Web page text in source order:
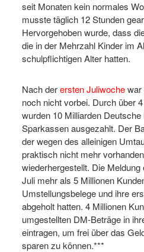
seit Monaten kein normales
musste täglich 12 Stunden
Hervorgehoben wurde, dass
die in der Mehrzahl Kinder im
schulpflichtigen Alter hatten.
Nach derersten Juliwochewar
noch nicht vorbei. Durch über
wurden 10 Milliarden
Sparkassen ausgezahlt. Der
der wegen des alleinigen
praktisch nicht mehr
wiederhergestellt. Die
Juli mehr als 5 Millionen
Umstellungsbelege und ihre
abgeholt hatten. 4 Millionen
umgestellten DM-Beträge in
eintragen, um frei über das
sparen zu können.***